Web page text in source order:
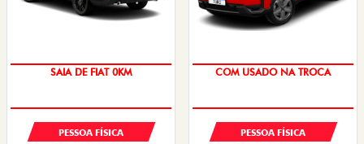
SAIA DE FIAT 0KM
PESSOA FÍSICA
COM USADO NA TROCA
PESSOA FÍSICA